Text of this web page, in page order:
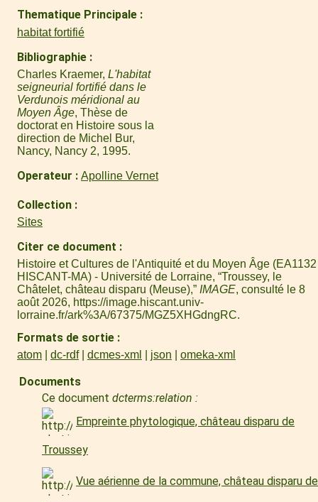
Thematique Principale
habitat fortifié
Bibliographie
Charles Kraemer, L'habitat
seigneurial fortifié dans le
Verdunois méridional au
Moyen Âge, Thèse de
doctorat en Histoire sous la
direction de Michel Bur,
Nancy, Nancy 2, 1995.
Operateur Apolline Vernet
Collection
Sites
Citer ce document
Histoire et Cultures de l'Antiquité et du Moyen Âge (EA1132
HISCANT-MA) - Université de Lorraine, “Troussey, le
Châtelet, château disparu (Meuse),” IMAGE, consulté le 8
août 2026, https://image.hiscant.univ-
lorraine.fr/ark%3A/67375/MGZ5XHGdngRC.
Formats de sortie
atom dc-rdf dcmes-xml json omeka-xml
Documents
Ce document dcterms:relation :
Empreinte phytologique, château disparu de
Troussey
Vue aérienne de la commune, château disparu de